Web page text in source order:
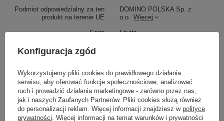
czasu.
Podmiot odpowiedzialny za ten
produkt na terenie UE
DOMINO POLSKA Sp. z
o.o
Więcej
Seria Lavita
Kolor:Chrom:5:0, Materiał :ABS:6:0, Sposób
działania:Mechaniczny:56:0, Ilość trybów spłukiwania:2
(oszczędny i pełny):57:0
Zobacz również
Konfiguracja zgód
Wykorzystujemy pliki cookies do prawidłowego działania
serwisu, aby oferować funkcje społecznościowe, analizować
ruch i prowadzić działania marketingowe - zarówno przez nas,
jak i naszych Zaufanych Partnerów. Pliki cookies służą również
do personalizacji reklam. Więcej informacji znajdziesz w polityce
prywatności . Więcej informacji na temat warunków i prywatności